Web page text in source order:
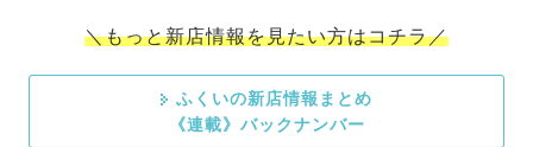
＼もっと新店情報を見たい方はコチラ／
ふくいの新店情報まとめ
《連載》バックナンバー